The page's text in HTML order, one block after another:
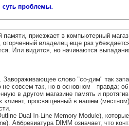
суть проблемы.
приезжает в компьютерный
владелец еще раз
Или видится, но начинаются
слово "со-дим" так
совсем так, но в основном - правда;
в другом магазине память и
просвященный в нашем
Dual In-Line Memory Module),
Аббревиатура DIMM означает, что